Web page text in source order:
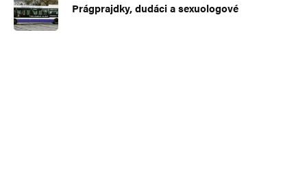
Prágprajdky, dudáci a sexuologové